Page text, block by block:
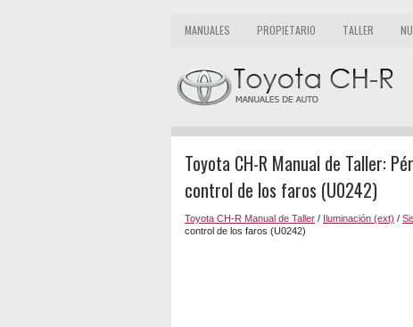
MANUALES PROPIETARIO TALLER
Toyota CH-R Manual de Taller:
control de los faros (U0242)
Toyota CH-R Manual de Taller / Iluminación (ext) /
control de los faros (U0242)